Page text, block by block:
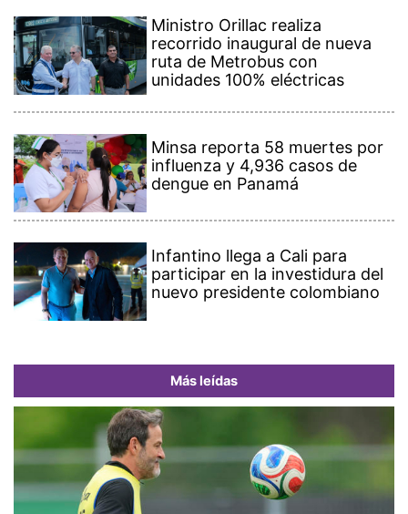
Ministro Orillac realiza
recorrido inaugural de nueva
ruta de Metrobus con
unidades 100% eléctricas
Minsa reporta 58 muertes por
influenza y 4,936 casos de
dengue en Panamá
Infantino llega a Cali para
participar en la investidura del
nuevo presidente colombiano
Más leídas